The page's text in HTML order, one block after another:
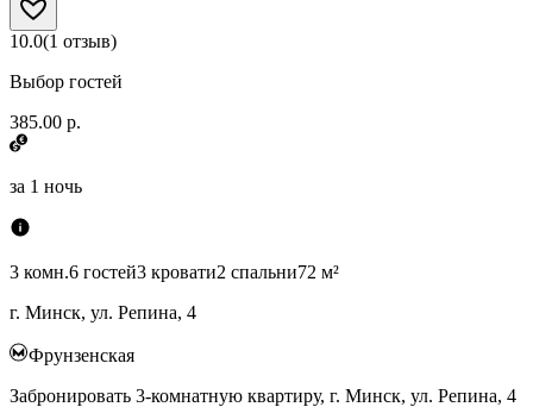
10.0(1 отзыв)
Выбор гостей
385.00 р.
за 1 ночь
3 комн.6 гостей3 кровати2 спальни72 м²
г. Минск, ул. Репина, 4
Фрунзенская
Забронировать 3-комнатную квартиру, г. Минск, ул. Репина, 4